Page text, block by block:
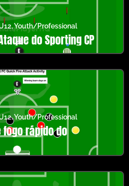
,Youth/Professional
do Sporting CP
,Youth/Professional
rápido do